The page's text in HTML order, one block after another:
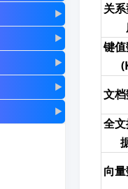
▶
▶
▶
▶
▶
关
键
文
全
向